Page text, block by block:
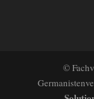
©